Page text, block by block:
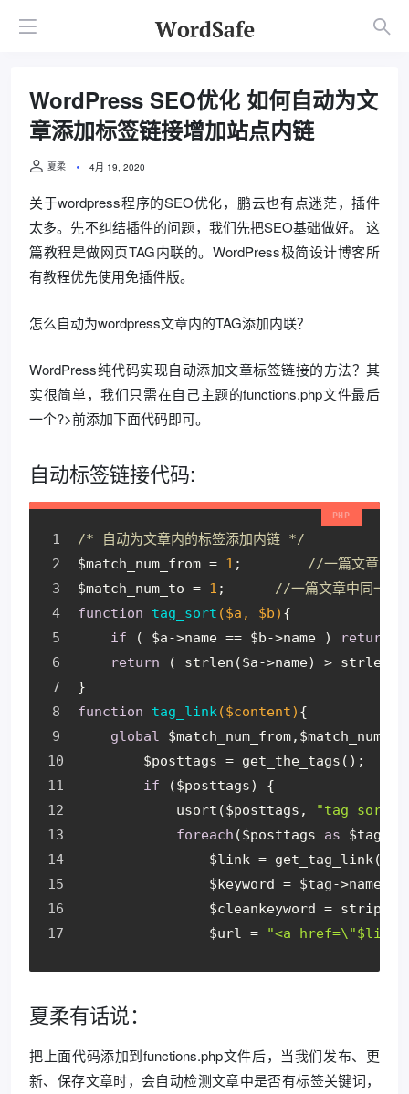
WordPress SEO优化 如何自动为文
章添加标签链接增加站点内链
夏柔 4月 19, 2020
关于wordpress程序的SEO优化，鹏云也有点迷茫，插件
太多。先不纠结插件的问题，我们先把SEO基础做好。 这
篇教程是做网页TAG内联的。WordPress极简设计博客所
有教程优先使用免插件版。
怎么自动为wordpress文章内的TAG添加内联？
WordPress纯代码实现自动添加文章标签链接的方法？其
实很简单，我们只需在自己主题的functions.php文件最后
一个?>前添加下面代码即可。
自动标签链接代码:
/* 自动为文章内的标签添加内链 */
$match_num_from = 1 ; //一篇文章中同
$match_num_to = 1 ; //一篇文章中同一个
function
tag_sort ($a, $b) {
if ( $a->name == $b->name ) return
return ( strlen($a->name) >
}
function
tag_link($content) {
global
        $posttags = get_the_tags();
if ($posttags) {
            usort($posttags,
"tag_sort"
foreach ($posttags as $tag) {
$link =
                $keyword = $tag->name;
$cleankeyword =
                $url =
"<a
夏柔有话说：
把上面代码添加到functions.php文件后，当我们发布、更
新、保存文章时，会自动检测文章中是否有标签关键词，